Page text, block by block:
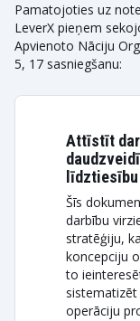
Pamatojoties uz
LeverX pieņem
Apvienoto Nāciju
5, 17 sasniegšanu:
Attīstīt
līdztiesību
Šīs
darbību
stratēģiju,
koncepciju
to
operāciju